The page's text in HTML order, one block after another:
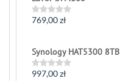
of
5
Rated
of
5
769,00zł
Synology HAT5300 8TB
Rated
997,00zł